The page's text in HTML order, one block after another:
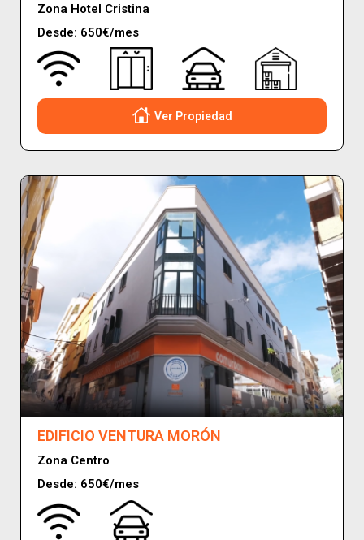
Zona Hotel Cristina
Desde: 650€/mes
Ver Propiedad
EDIFICIO VENTURA MORÓN
Zona Centro
Desde: 650€/mes